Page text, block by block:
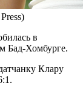
в
Бад-Хомбурге.
Клару